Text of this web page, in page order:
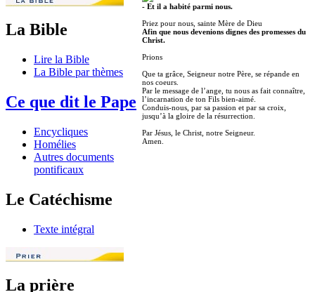
La Bible
Lire la Bible
La Bible par thèmes
Ce que dit le Pape
Encycliques
Homélies
Autres documents
pontificaux
Le Catéchisme
Texte intégral
La prière
- Et il a habité parmi nous.
Priez pour nous, sainte Mère de Dieu
Afin que nous devenions dignes des promesses du
Christ.
Prions
Que ta grâce, Seigneur notre Père, se répande en
nos coeurs.
Par le message de l’ange, tu nous as fait connaître,
l’incarnation de ton Fils bien-aimé.
Conduis-nous, par sa passion et par sa croix,
jusqu’à la gloire de la résurrection.
Par Jésus, le Christ, notre Seigneur.
Amen.